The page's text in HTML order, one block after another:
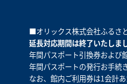
■オリックス株式会社ふるさ
延長対応期間は終了いたしまし
年間パスポート引換券および
年間パスポートの発行お手続
なお、館内ご利用券は1会計